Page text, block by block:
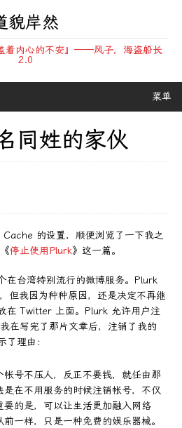
貌岸然
着内心的不安』——风子，海盗船长
2.0
菜单
同姓的家伙
的设置，顺便浏览了一下我之
停止使用Plurk》这一篇。
在台湾特别流行的微博服务。Plurk
但我因为种种原因，还是决定不再继
在 Twitter 上面。Plurk 允许用户注
在写完了那片文章后，注销了我的
理由：
号不压人，反正不要钱，就任由那
在不用服务的时候注销帐号，不仅
要的是，可以让生活更加融入网络
一样，只是一种免费的娱乐器械。